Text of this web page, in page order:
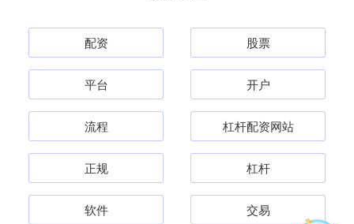
配资 股票
平台 开户
流程 杠杆配资网站
正规 杠杆
软件 交易